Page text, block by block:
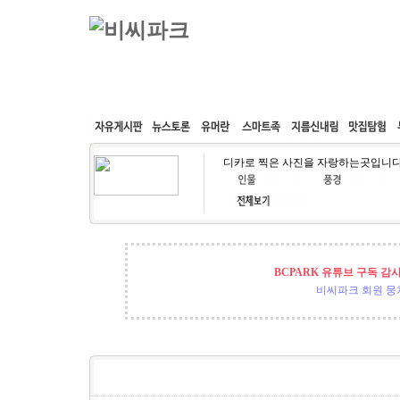
커뮤니티 속도패치 웹호스팅 공동구매
디카로 찍은 사진을 자랑하는곳입니
BCPARK 유튜브 구독 감
비씨파크 회원 뭉